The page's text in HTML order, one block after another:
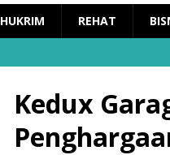
HUKRIM REHAT
Kedux